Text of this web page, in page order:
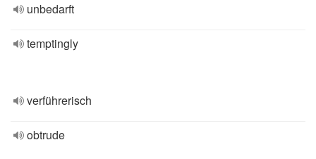
unbedarft
temptingly
verführerisch
obtrude